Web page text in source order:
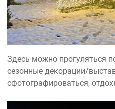
Здесь можно прогуляться
сезонные декорации/
сфотографироваться,